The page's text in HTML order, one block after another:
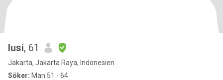
lusi, 61
Jakarta, Jakarta Raya, Indonesien
Söker: Man 51 - 64